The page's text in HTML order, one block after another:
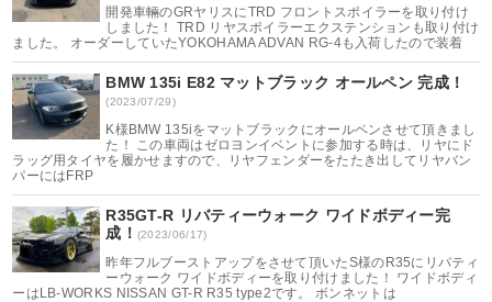
開発車輛のGRヤリスにTRD フロントスポイラーを取り付け
しました！ TRD リヤスポイラーエクステンションも取り付け
ました。 オーダーしていたYOKOHAMA ADVAN RG-4も入荷したので装着
BMW 135i E82 マットブラック オールペン 完成！
(2023/07/29)
K様BMW 135iをマットブラックにオールペンさせて頂きまし
た！ この車両はゼロヨンイベントに参加する時は、リヤにド
ラッグ用タイヤを履かせますので、リヤフェンダーをたたき出してリヤバン
パーにはFRP
R35GT-R リバティーウォーク ワイドボディー完
成！ (2023/06/17)
昨年フルブーストアップをさせて頂いたS様のR35にリバティ
ーウォーク ワイドボディーを取り付けました！ ワイドボディ
ーはLB-WORKS NISSAN GT-R R35 type2です。 ボンネットは